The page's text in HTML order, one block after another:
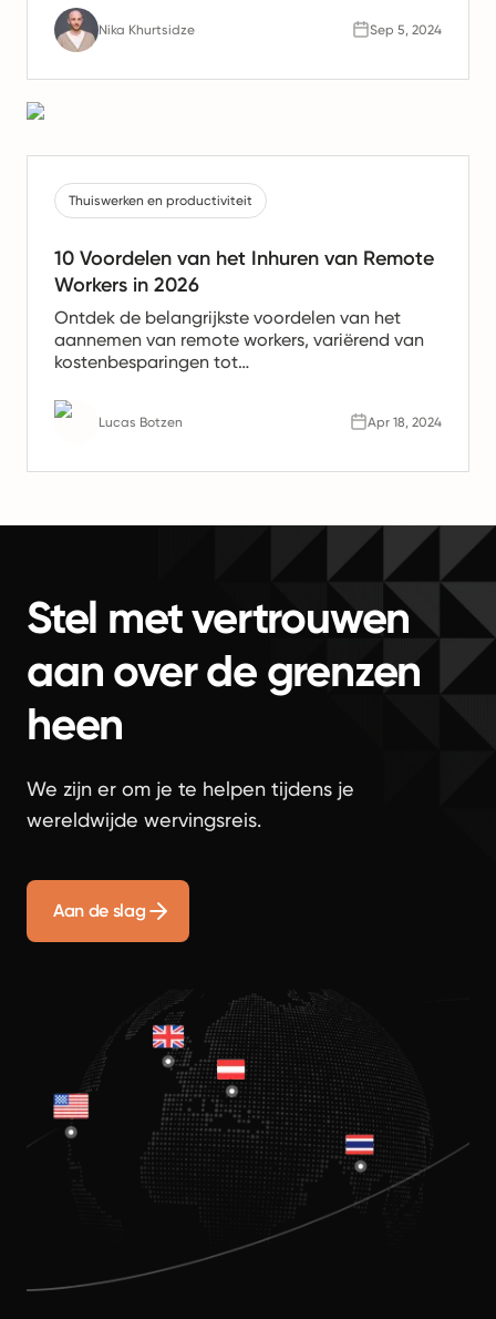
Nika Khurtsidze Sep 5, 2024
Thuiswerken en productiviteit
10 Voordelen van het Inhuren van Remote
Workers in 2026
Ontdek de belangrijkste voordelen van het
aannemen van remote workers, variërend van
kostenbesparingen tot
remote teams de toekomst van werk zijn.
Lucas Botzen Apr 18, 2024
Stel met vertrouwen
aan over de grenzen
heen
We zijn er om je te helpen tijdens je
wereldwijde wervingsreis.
Aan de slag